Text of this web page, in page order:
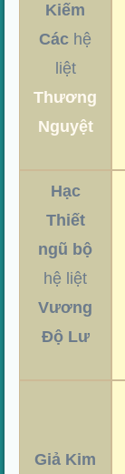
Kiếm
Các hệ
liệt
Thương
Nguyệt
Hạc
Thiết
ngũ bộ
hệ liệt
Vương
Độ Lư
Giả Kim